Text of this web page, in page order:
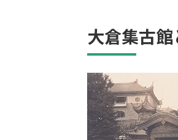
大倉集古